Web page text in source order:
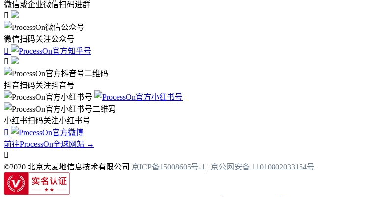
微信或企业微信扫码进群

微信扫码关注公众号


抖音扫码关注抖音号
小红书扫码关注小红书号

前往ProcessOn全球网站 →

©2020 北京大麦地信息技术有限公司 京ICP备15008605号-1 | 京公网安备 11010802033154号